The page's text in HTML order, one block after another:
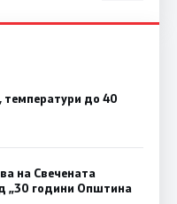
до 40
на Свечената
„30 години Општина